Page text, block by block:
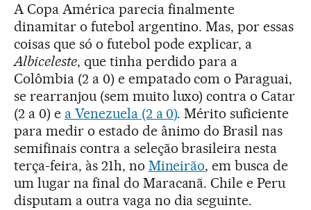
A Copa América parecia finalmente
dinamitar o futebol argentino. Mas, por essas
coisas que só o futebol pode explicar, a
Albiceleste, que tinha perdido para a
Colômbia (2 a 0) e empatado com o Paraguai,
se rearranjou (sem muito luxo) contra o Catar
(2 a 0) e a Venezuela (2 a 0). Mérito suficiente
para medir o estado de ânimo do Brasil nas
semifinais contra a seleção brasileira nesta
terça-feira, às 21h, no Mineirão, em busca de
um lugar na final do Maracanã. Chile e Peru
disputam a outra vaga no dia seguinte.